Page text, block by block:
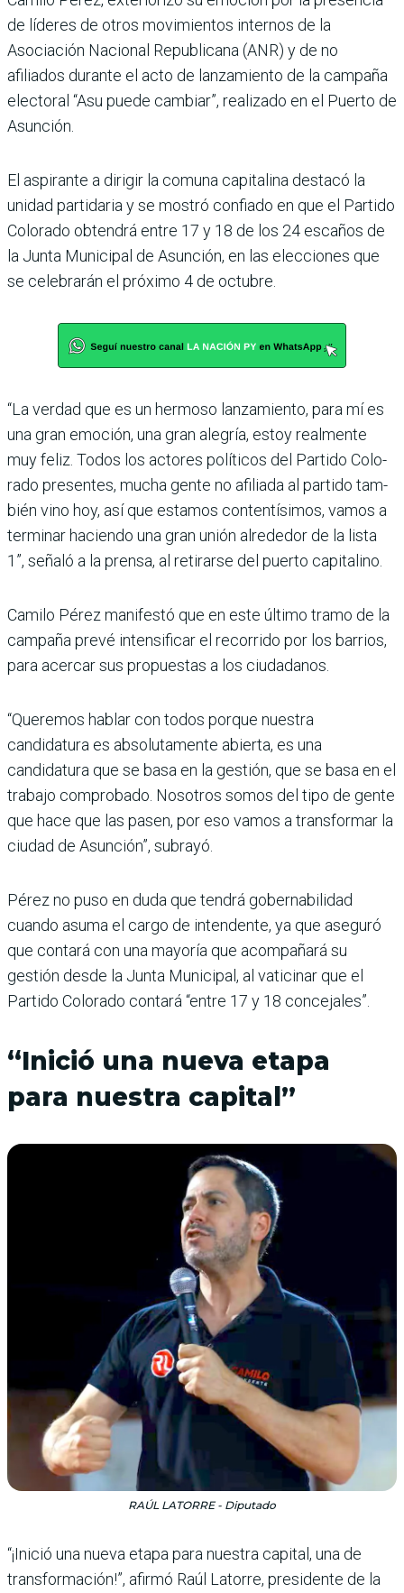
de líderes de otros movimien­tos internos de la
Asociación Nacional Republicana (ANR) y de no
afiliados durante el acto de lanzamiento de la campaña
electoral “Asu puede cambiar”, realizado en el Puerto de
Asunción.
El aspirante a dirigir la comuna capitalina destacó la
unidad partidaria y se mos­tró confiado en que el Partido
Colorado obtendrá entre 17 y 18 de los 24 escaños de
la Junta Municipal de Asun­ción, en las elecciones que
se celebrarán el próximo 4 de octubre.
“La verdad que es un her­moso lanzamiento, para mí es
una gran emoción, una gran alegría, estoy realmente
muy feliz. Todos los actores políticos del Partido Colo­
rado presentes, mucha gente no afiliada al partido tam­
bién vino hoy, así que esta­mos contentísimos, vamos a
terminar haciendo una gran unión alrededor de la lista
1”, señaló a la prensa, al reti­rarse del puerto capitalino.
Camilo Pérez manifestó que en este último tramo de la
campaña prevé intensificar el recorrido por los barrios,
para acercar sus propuestas a los ciudadanos.
“Queremos hablar con todos porque nuestra
candidatura es absolutamente abierta, es una
candidatura que se basa en la gestión, que se basa en el
trabajo compro­bado. Nosotros somos del tipo de gente
que hace que las pasen, por eso vamos a transformar la
ciudad de Asunción”, subrayó.
Pérez no puso en duda que tendrá gobernabilidad
cuando asuma el cargo de intendente, ya que aseguró
que contará con una mayoría que acompañará su
gestión desde la Junta Municipal, al vaticinar que el
Partido Colorado contará “entre 17 y 18 concejales”.
“Inició una nueva etapa
para nuestra capital”
RAÚL LATORRE - Diputado
“¡Inició una nueva etapa para nuestra capital, una de
transformación!”, afirmó Raúl Latorre, presidente de la